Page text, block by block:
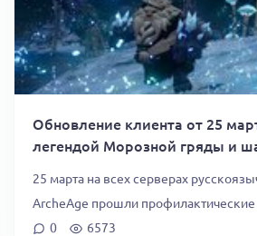
Обновление клиента от 25
легендой Морозной гряды и
25 марта на всех серверах
ArcheAge прошли
0
6573